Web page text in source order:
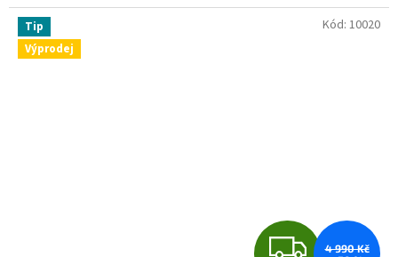
Tip
Výprodej
Z4 990 Kč
Kód: 10020